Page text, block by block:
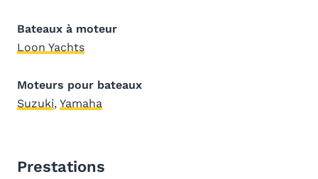
Bateaux à moteur
Loon Yachts
Moteurs pour bateaux
Suzuki, Yamaha
Prestations